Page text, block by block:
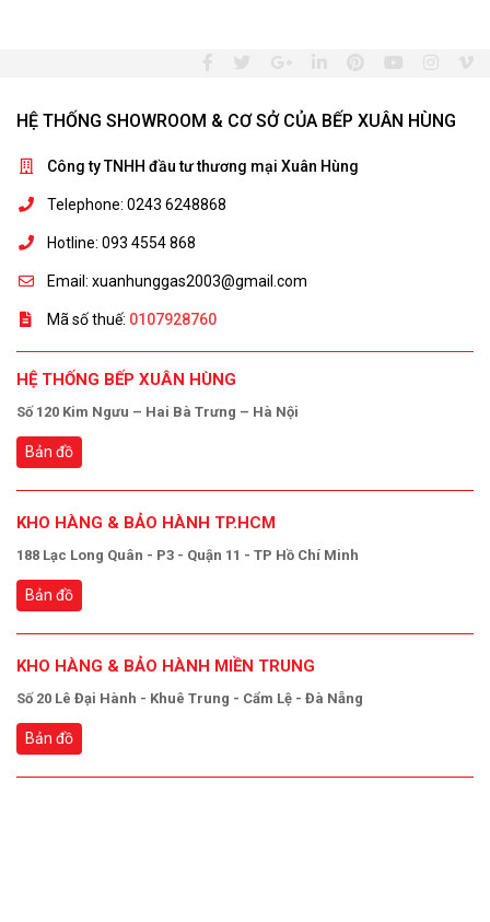
HỆ THỐNG SHOWROOM & CƠ SỞ CỦA BẾP XUÂN HÙNG
Công ty TNHH đầu tư thương mại Xuân Hùng
Telephone: 0243 6248868
Hotline: 093 4554 868
Email: xuanhunggas2003@gmail.com
Mã số thuế: 0107928760
HỆ THỐNG BẾP XUÂN HÙNG
Số 120 Kim Ngưu – Hai Bà Trưng – Hà Nội
Bản đồ
KHO HÀNG & BẢO HÀNH TP.HCM
188 Lạc Long Quân - P3 - Quận 11 - TP Hồ Chí Minh
Bản đồ
KHO HÀNG & BẢO HÀNH MIỀN TRUNG
Số 20 Lê Đại Hành - Khuê Trung - Cẩm Lệ - Đà Nẵng
Bản đồ